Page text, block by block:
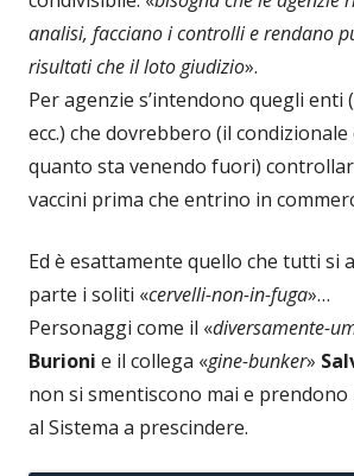
analisi, facciano i controlli e rendano
risultati che il loto giudizio».
Per agenzie s’intendono quegli enti (
ecc.) che dovrebbero (il
quanto sta venendo fuori)
vaccini prima che entrino in
Ed è esattamente quello che tutti si
parte i soliti «cervelli-non-in-fuga»…
Personaggi come il «diversamente-
Burioni e il collega «gine-bunker»
non si smentiscono mai e
al Sistema a prescindere.